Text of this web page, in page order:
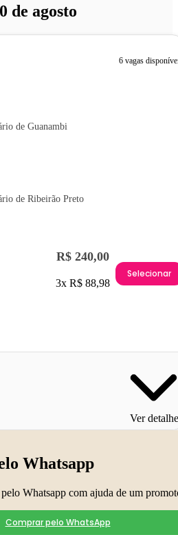
de agosto
6 vagas
de Guanambi
de Ribeirão Preto
R$ 240,00
3x R$ 88,98
Selecionar
Ver
Whatsapp
pelo Whatsapp com ajuda de um
Comprar pelo WhatsApp